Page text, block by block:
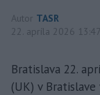
Autor TASR
22. apríla 2026 13:47
Bratislava 22.
(UK) v